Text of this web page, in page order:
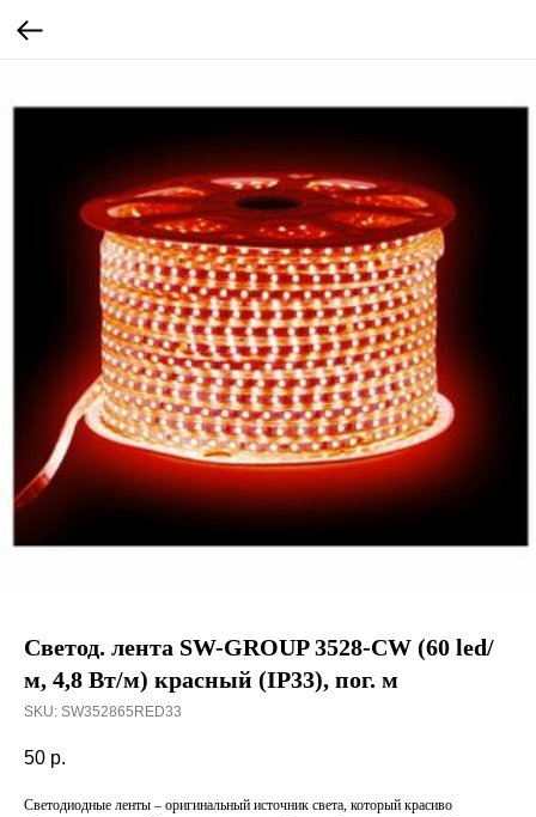
Светод. лента SW-GROUP 3528-CW (60 led/
м, 4,8 Вт/м) красный (IP33), пог. м
SKU: SW352865RED33
50 р.
Светодиодные ленты – оригинальный источник света, который красиво